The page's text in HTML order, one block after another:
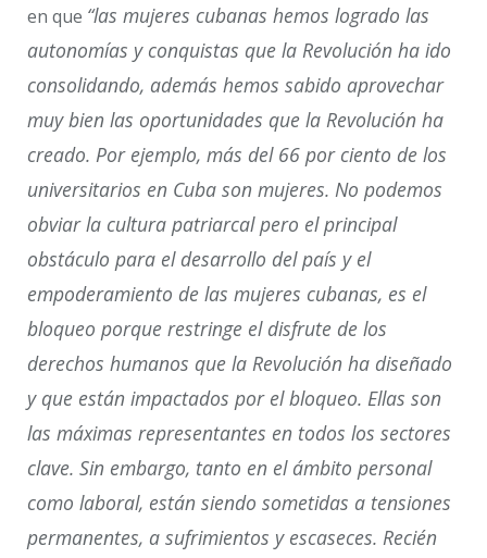
en que “las mujeres cubanas hemos logrado las
autonomías y conquistas que la Revolución ha ido
consolidando, además hemos sabido aprovechar
muy bien las oportunidades que la Revolución ha
creado. Por ejemplo, más del 66 por ciento de los
universitarios en Cuba son mujeres. No podemos
obviar la cultura patriarcal pero el principal
obstáculo para el desarrollo del país y el
empoderamiento de las mujeres cubanas, es el
bloqueo porque restringe el disfrute de los
derechos humanos que la Revolución ha diseñado
y que están impactados por el bloqueo. Ellas son
las máximas representantes en todos los sectores
clave. Sin embargo, tanto en el ámbito personal
como laboral, están siendo sometidas a tensiones
permanentes, a sufrimientos y escaseces. Recién